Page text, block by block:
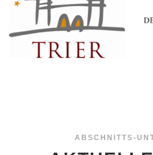
ABSCHNITTS-